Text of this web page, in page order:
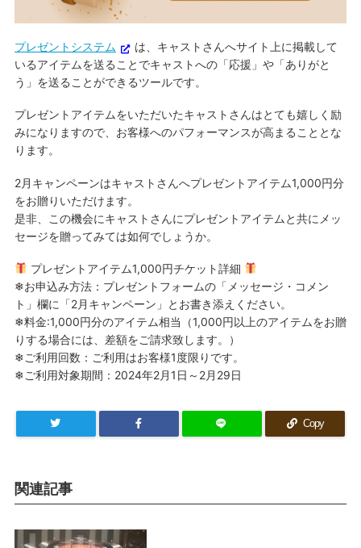
プレゼントシステム
は、キャストさんへサイト上に掲載して
いるアイテムを送ることでキャストへの「応援」や「ありがと
う」を送ることができるツールです。
プレゼントアイテムをいただいたキャストさんはとても嬉しく励
みになりますので、お客様へのパフォーマンスが高まることとな
ります。
2月キャンペーンはキャストさんへプレゼントアイテム1,000円分
をお贈りいただけます。
是非、この機会にキャストさんにプレゼントアイテムと共にメッ
セージを贈ってみては如何でしょうか。
プレゼントアイテム1,000円チケット詳細
❄お申込み方法：プレゼントフォームの「メッセージ・コメン
ト」欄に「2月キャンペーン」とお書き添えください。
❄料金:1,000円分のアイテム相当（1,000円以上のアイテムをお贈
りする場合には、差額をご請求致します。）
❄ご利用回数：ご利用はお客様1度限りです。
❄ご利用対象期間：2024年2月1日～2月29日
Copy
関連記事